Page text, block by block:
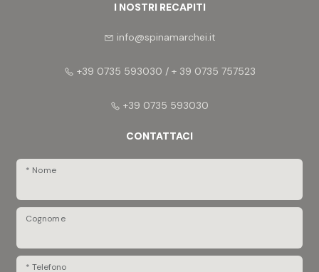
I NOSTRI RECAPITI
info@spinamarchei.it
+39 0735 593030 / + 39 0735 757523
+39 0735 593030
CONTATTACI
* Nome
Cognome
* Telefono